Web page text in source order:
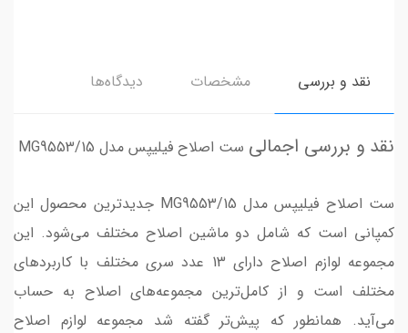
نقد و بررسی مشخصات دیدگاه‌ها
نقد و بررسی اجمالی ست اصلاح فیلیپس مدل MG9553/15
ست اصلاح فیلیپس مدل MG9553/15 جدیدترین محصول این
کمپانی است که شامل دو ماشین اصلاح مختلف می‌شود. این
مجموعه لوازم اصلاح دارای 13 عدد سری مختلف با کاربردهای
مختلف است و از کامل‌ترین مجموعه‌های اصلاح به حساب
می‌آید. همانطور که پیش‌تر گفته شد مجموعه لوازم اصلاح